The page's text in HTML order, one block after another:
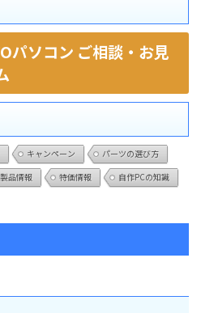
パソコン ご相談・お見
キャンペーン
パーツの選び方
品情報 特価情報
自作PCの知識